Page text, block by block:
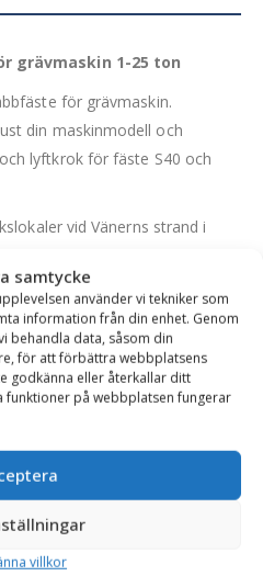
samtycke
använder vi tekniker som
information från din enhet. Genom
behandla data, såsom din
för att förbättra webbplatsens
godkänna eller återkallar ditt
funktioner på webbplatsen fungerar
villkor
grävmaskin 1-25 ton
för grävmaskin.
din maskinmodell och
lyftkrok för fäste S40 och
vid Vänerns strand i
axlar levereras utan axlar.
Maskinaxlar
ingår